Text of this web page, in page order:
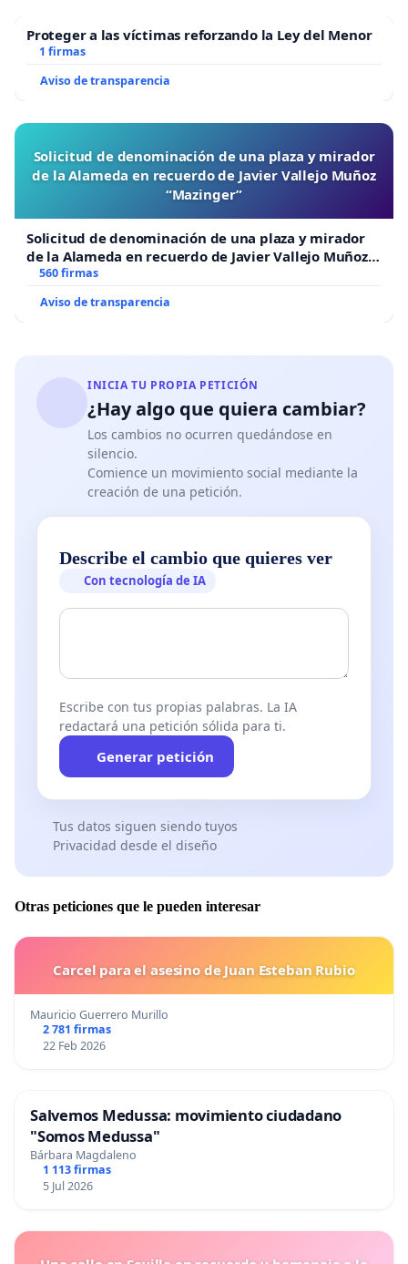
Proteger a las víctimas reforzando la Ley del Menor
1 firmas
Aviso de transparencia
Solicitud de denominación de una plaza y mirador
de la Alameda en recuerdo de Javier Vallejo Muñoz
“Mazinger”
Solicitud de denominación de una plaza y mirador
de la Alameda en recuerdo de Javier Vallejo Muñoz
“Mazinger”
560 firmas
Aviso de transparencia
INICIA TU PROPIA PETICIÓN
¿Hay algo que quiera cambiar?
Los cambios no ocurren quedándose en
silencio.
Comience un movimiento social mediante la
creación de una petición.
Describe el cambio que quieres ver
Con tecnología de IA
Escribe con tus propias palabras. La IA
redactará una petición sólida para ti.
Generar petición
Tus datos siguen siendo tuyos
Privacidad desde el diseño
Otras peticiones que le pueden interesar
Carcel para el asesino de Juan Esteban Rubio
Mauricio Guerrero Murillo
2 781 firmas
22 Feb 2026
Salvemos Medussa: movimiento ciudadano
"Somos Medussa"
Bárbara Magdaleno
1 113 firmas
5 Jul 2026